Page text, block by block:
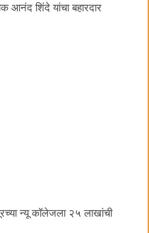
आनंद शिंदे यांचा बहारदार
न्यू कॉलेजला २५ लाखांची